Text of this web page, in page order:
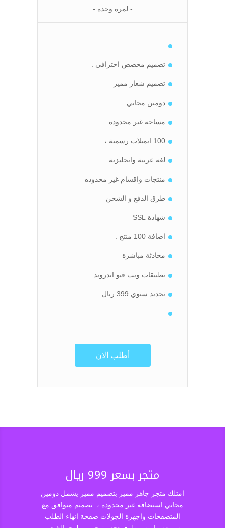
- لمره وحده -
تصميم مخصص احترافي .
تصميم شعار مميز
دومين مجاني
مساحه غير محدوده
100 ايميلات رسمية ،
لغه عربية وانجليزية
منتجات واقسام غير محدوده
طرق الدفع و الشحن
شهادة SSL
اضافة 100 منتج .
محادثة مباشرة
تطبيقات ويب فيو اندرويد
تجديد سنوي 399 ريال
أطلب الان
متجر بسعر 999 ريال
امتلك متجر جاهز مميز بتصميم مميز يشمل دومين
مجاني استضافه غير محدوده ، تصميم متوافق مع
المتصفحات واجهزة الجولات صفحة انهاء الطلب